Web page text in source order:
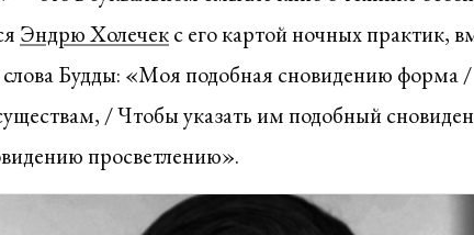
Эндрю Холечекс его картой ночных практик,
Будды: «Моя подобная сновидению форма /
/ Чтобы указать им подобный
просветлению».